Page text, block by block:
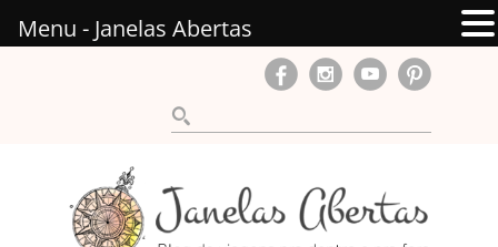
Menu - Janelas Abertas